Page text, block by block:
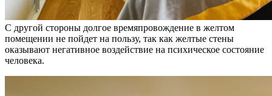
С другой стороны долгое времяпровождение в желтом
помещении не пойдет на пользу, так как желтые стены
оказывают негативное воздействие на психическое состояние
человека.